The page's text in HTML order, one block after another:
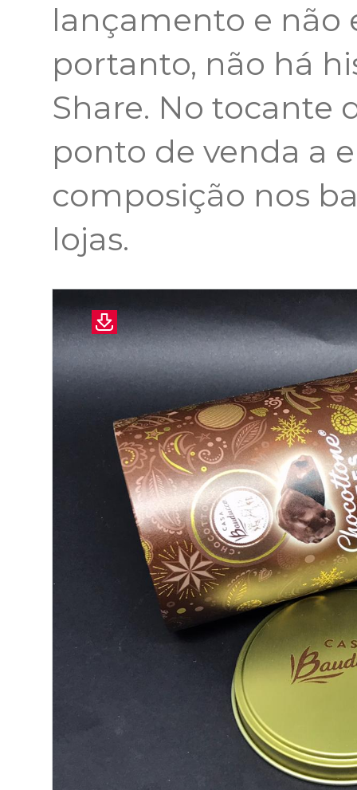
lançamento e não
portanto, não há
Share. No tocante
ponto de venda a
composição nos
lojas.